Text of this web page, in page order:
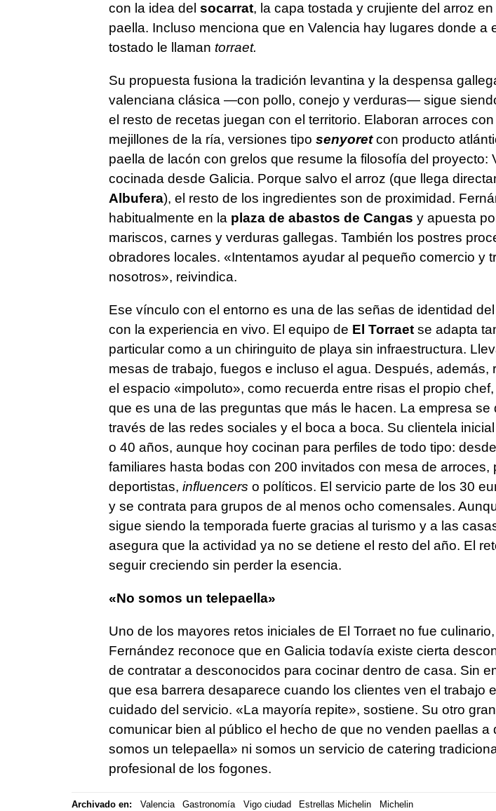
con la idea del socarrat, la capa tostada y crujiente del arroz
paella. Incluso menciona que en Valencia hay lugares donde a
tostado le llaman torraet.
Su propuesta fusiona la tradición levantina y la despensa
valenciana clásica —con pollo, conejo y verduras— sigue
el resto de recetas juegan con el territorio. Elaboran arroces
mejillones de la ría, versiones tipo senyoretcon producto
paella de lacón con grelos que resume la filosofía del proyecto:
cocinada desde Galicia. Porque salvo el arroz (que llega
Albufera), el resto de los ingredientes son de proximidad.
habitualmente en la plaza de abastos de Cangas y apuesta
mariscos, carnes y verduras gallegas. También los postres
obradores locales. «Intentamos ayudar al pequeño comercio y
nosotros», reivindica.
Ese vínculo con el entorno es una de las señas de identidad
con la experiencia en vivo. El equipo de El Torraetse adapta
particular como a un chiringuito de playa sin infraestructura.
mesas de trabajo, fuegos e incluso el agua. Después, además,
el espacio «impoluto», como recuerda entre risas el propio
que es una de las preguntas que más le hacen. La empresa se
través de las redes sociales y el boca a boca. Su clientela
o 40 años, aunque hoy cocinan para perfiles de todo tipo:
familiares hasta bodas con 200 invitados con mesa de arroces,
deportistas, influencers o políticos. El servicio parte de los 30
y se contrata para grupos de al menos ocho comensales.
sigue siendo la temporada fuerte gracias al turismo y a las
asegura que la actividad ya no se detiene el resto del año. El
seguir creciendo sin perder la esencia.
«No somos un telepaella»
Uno de los mayores retos iniciales de El Torraet no fue
Fernández reconoce que en Galicia todavía existe cierta
de contratar a desconocidos para cocinar dentro de casa. Sin
que esa barrera desaparece cuando los clientes ven el trabajo
cuidado del servicio. «La mayoría repite», sostiene. Su otro
comunicar bien al público el hecho de que no venden paellas a
somos un telepaella» ni somos un servicio de catering
profesional de los fogones.
Archivado en: Valencia Gastronomía Vigo ciudad Estrellas Michelin Michelin